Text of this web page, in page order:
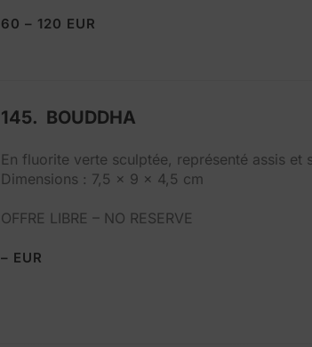
60 – 120 EUR
145. BOUDDHA
En fluorite verte sculptée, représenté assis et
Dimensions : 7,5 x 9 x 4,5 cm
OFFRE LIBRE – NO RESERVE
– EUR